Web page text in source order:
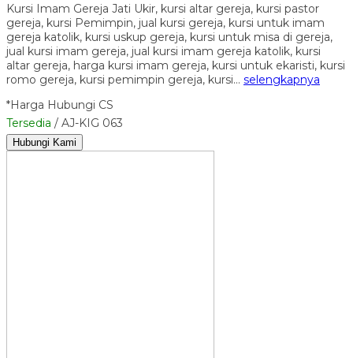
Kursi Imam Gereja Jati Ukir, kursi altar gereja, kursi pastor
gereja, kursi Pemimpin, jual kursi gereja, kursi untuk imam
gereja katolik, kursi uskup gereja, kursi untuk misa di gereja,
jual kursi imam gereja, jual kursi imam gereja katolik, kursi
altar gereja, harga kursi imam gereja, kursi untuk ekaristi, kursi
romo gereja, kursi pemimpin gereja, kursi… selengkapnya
*Harga Hubungi CS
Tersedia / AJ-KIG 063
Hubungi Kami